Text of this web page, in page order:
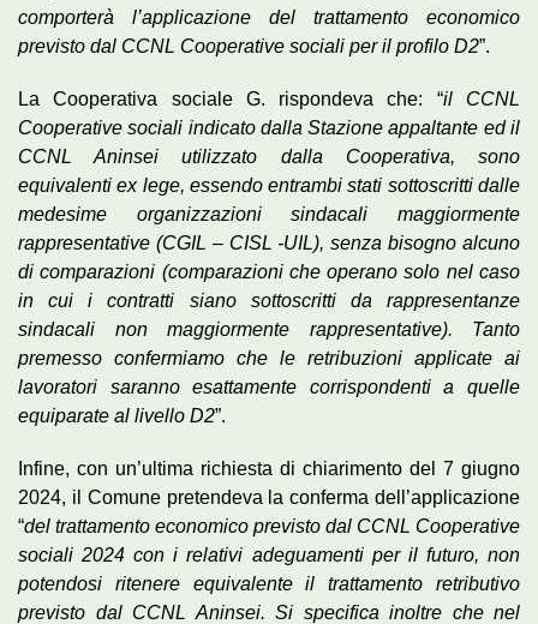
comporterà l’applicazione del trattamento economico
previsto dal CCNL Cooperative sociali per il profilo D2”.
La Cooperativa sociale G. rispondeva che: “il CCNL
Cooperative sociali indicato dalla Stazione appaltante ed il
CCNL Aninsei utilizzato dalla Cooperativa, sono
equivalenti ex lege, essendo entrambi stati sottoscritti dalle
medesime organizzazioni sindacali maggiormente
rappresentative (CGIL – CISL -UIL), senza bisogno alcuno
di comparazioni (comparazioni che operano solo nel caso
in cui i contratti siano sottoscritti da rappresentanze
sindacali non maggiormente
rappresentative). Tanto
premesso confermiamo che le retribuzioni applicate ai
lavoratori saranno esattamente corrispondenti a quelle
equiparate al livello D2”.
Infine, con un’ultima richiesta di chiarimento del 7 giugno
2024, il Comune pretendeva la conferma dell’applicazione
“del trattamento economico previsto dal CCNL Cooperative
sociali 2024 con i relativi adeguamenti per il futuro, non
potendosi ritenere equivalente il trattamento retributivo
previsto dal CCNL Aninsei. Si specifica inoltre che nel